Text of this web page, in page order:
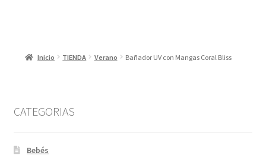
Inicio TIENDA Verano Bañador UV con Mangas Coral Bliss
CATEGORIAS
Bebés